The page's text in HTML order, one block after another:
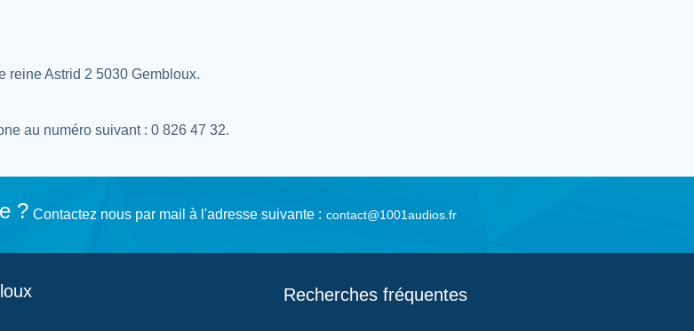
reine Astrid 2 5030 Gembloux.
au numéro suivant : 0 826 47 32.
? Contactez nous par mail à l'adresse suivante : contact@1001audios.fr
Recherches fréquentes